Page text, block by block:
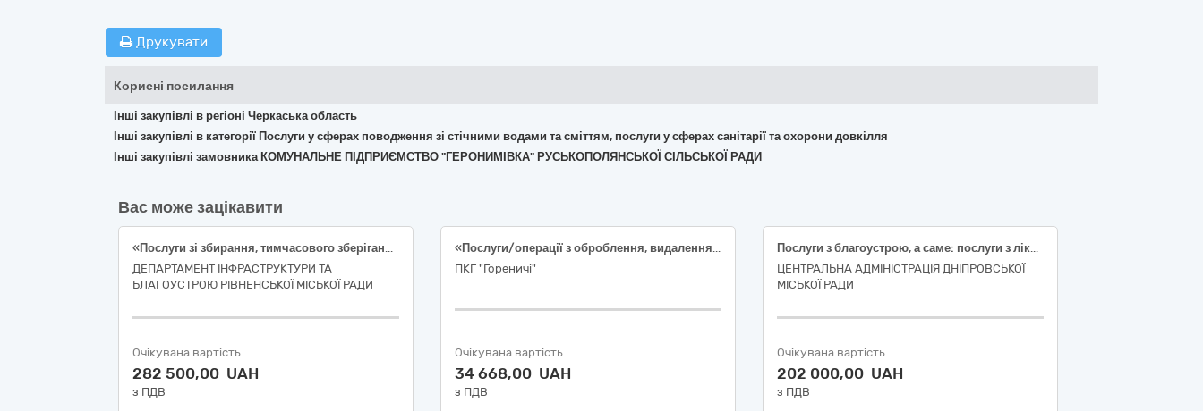
Друкувати
Корисні посилання
Інші закупівлі в регіоні Черкаська область
Інші закупівлі в категорії Послуги у сферах поводження зі стічними водами та сміттям, послуги у сферах санітарії та охорони довкілля
Інші закупівлі замовника КОМУНАЛЬНЕ ПІДПРИЄМСТВО "ГЕРОНИМІВКА" РУСЬКОПОЛЯНСЬКОЇ СІЛЬСЬКОЇ РАДИ
Вас може зацікавити
«Послуги зі збирання, тимчасового зберігання та передачі на переробку спеціалізованим підприємствам використаних шин транспортних засобів»
ДЕПАРТАМЕНТ ІНФРАСТРУКТУРИ ТА
БЛАГОУСТРОЮ РІВНЕНСЬКОЇ МІСЬКОЇ РАДИ
Очікувана вартість
282 500,00 UAH
з ПДВ
«Послуги/операції з оброблення, видалення, захоронення відходів», за кодом ДК 021:2015: 90510000-5: Утилізація/видалення сміття та поводження зі сміттям
ПКГ "Гореничі"
Очікувана вартість
34 668,00 UAH
з ПДВ
Послуги з благоустрою, а саме: послуги з ліквідації звалищ безхазяйних відходів на території Центрального та Чечелівського районів м. Дніпра
ЦЕНТРАЛЬНА АДМІНІСТРАЦІЯ ДНІПРОВСЬКОЇ
МІСЬКОЇ РАДИ
Очікувана вартість
202 000,00 UAH
з ПДВ